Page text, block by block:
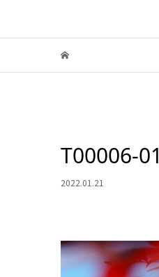
T00006-01
2022.01.21